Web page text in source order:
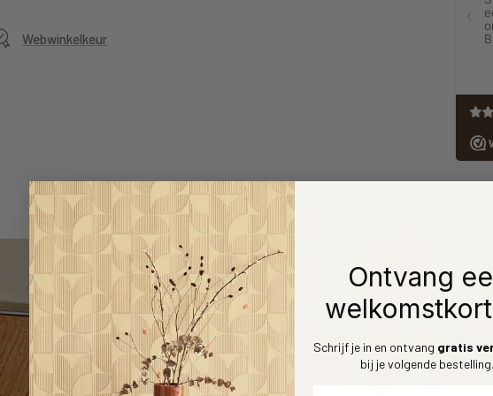
Webwinkelkeur
Ontvang
Schrijf je in en ontvang gratis
bij je volgende bestelling